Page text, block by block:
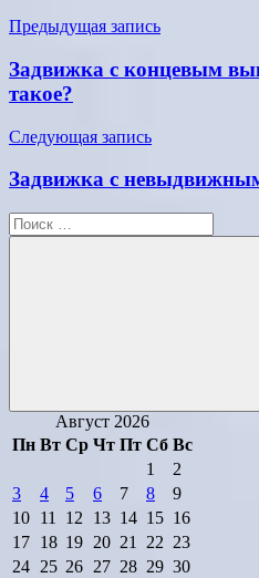
Навигация
по
записям
Предыдущая запись
Задвижка с концевым
такое?
Следующая запись
Задвижка с
Поиск
для:
Поиск
Август 2026
Пн Вт Ср Чт Пт Сб Вс
1
2
3
4 5 6 7 8
9
10 11 12 13 14 15 16
17 18 19 20 21 22 23
24 25 26 27 28 29 30